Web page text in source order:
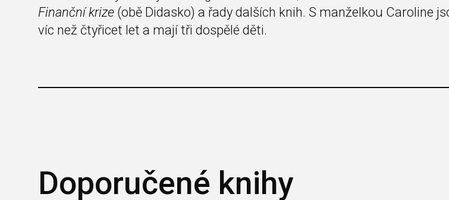
Finanční krize (obě Didasko) a řady dalších knih. S manželkou Caroline
víc než čtyřicet let a mají tři dospělé děti.
Doporučené knihy